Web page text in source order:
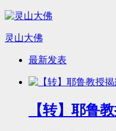
灵山大佛
最新发表
【转】耶鲁